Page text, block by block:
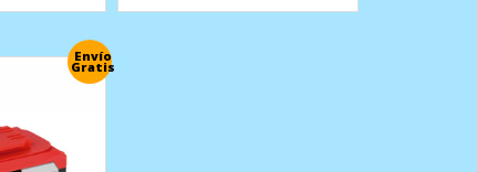
Envío
Gratis